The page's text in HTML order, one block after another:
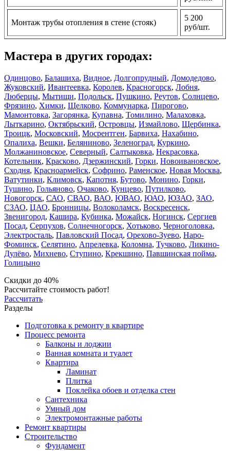
Монтаж трубы отопления в стене (стояк)
5 200
руб/шт.
Мастера в других городах:
Одинцово, Балашиха, Видное, Долгопрудный, Домодедово,
Жуковский, Ивантеевка, Королев, Красногорск, Лобня,
Люберцы, Мытищи, Подольск, Пушкино, Реутов, Солнцево,
Фрязино, Химки, Щелково, Коммунарка, Пирогово,
Мамонтовка, Загорянка, Купавна, Томилино, Малаховка,
Лыткарино, Октябрьский, Островцы, Измайлово, Щербинка,
Троицк, Московский, Мосрентген, Барвиха, Нахабино,
Опалиха, Вешки, Беляниново, Зеленоград, Куркино,
Молжаниновское, Северный, Салтыковка, Некрасовка,
Котельник, Красково, Дзержинский, Горки, Новоивановское,
Сходня, Красноармейск, Софрино, Раменское, Новая Москва,
Ватутинки, Климовск, Капотня, Бутово, Монино, Горки,
Тушино, Гольяново, Очаково, Кунцево, Путилково,
Новогорск, САО, СВАО, ВАО, ЮВАО, ЮАО, ЮЗАО, ЗАО,
СЗАО, ЦАО, Бронницы, Волоколамск, Воскресенск,
Звенигород, Кашира, Кубинка, Можайск, Ногинск, Сергиев
Посад, Серпухов, Солнечногорск, Хотьково, Черноголовка,
Электросталь, Павловский Посад, Орехово-Зуево, Наро-
Фоминск, Селятино, Апрелевка, Коломна, Тучково, Ликино-
Дулёво, Михнево, Ступино, Крекшино, Павшинская пойма,
Голицыно
Скидки до 40%
Рассчитайте стоимость работ!
Рассчитать
Разделы
Подготовка к ремонту в квартире
Процесс ремонта
Балконы и лоджии
Ванная комната и туалет
Квартира
Ламинат
Плитка
Поклейка обоев и отделка стен
Сантехника
Умный дом
Электромонтажные работы
Ремонт квартиры
Строительство
Фундамент